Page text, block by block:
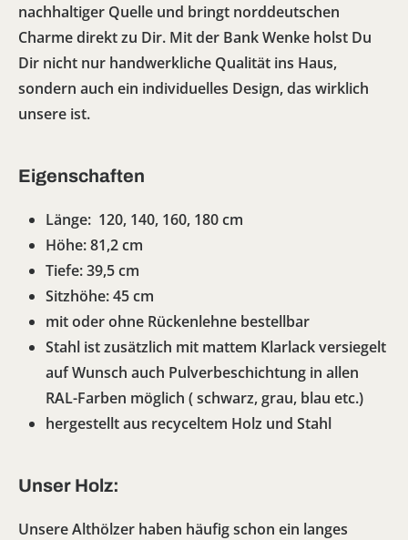
nachhaltiger Quelle und bringt norddeutschen
Charme direkt zu Dir. Mit der Bank Wenke holst Du
Dir nicht nur handwerkliche Qualität ins Haus,
sondern auch ein individuelles Design, das wirklich
unsere ist.
Eigenschaften
Länge: 120, 140, 160, 180 cm
Höhe: 81,2 cm
Tiefe: 39,5 cm
Sitzhöhe: 45 cm
mit oder ohne Rückenlehne bestellbar
Stahl ist zusätzlich mit mattem Klarlack versiegelt
auf Wunsch auch Pulverbeschichtung in allen
RAL-Farben möglich ( schwarz, grau, blau etc.)
hergestellt aus recyceltem Holz und Stahl
Unser Holz:
Unsere Althölzer haben häufig schon ein langes